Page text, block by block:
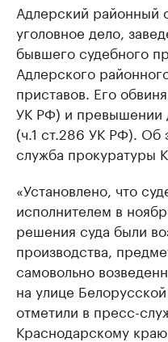
Адлерский районный
уголовное дело,
бывшего судебного
Адлерского
приставов. Его
УК РФ) и превышении
(ч.1 ст.286 УК РФ). Об
служба прокуратуры
«Установлено, что
исполнителем в
решения суда были
производства,
самовольно
на улице
отметили в пресс-
Краснодарскому краю.